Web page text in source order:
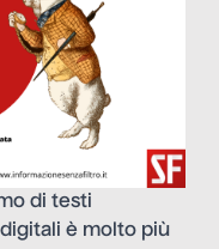
di testi
è molto più